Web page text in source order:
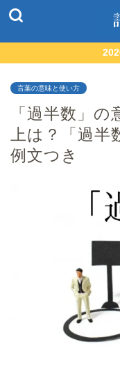
言葉の意味と使い方
「過半数」
上は？「過
例文つき